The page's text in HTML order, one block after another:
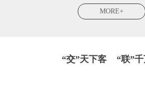
MORE+
“交”天下客 “联”千